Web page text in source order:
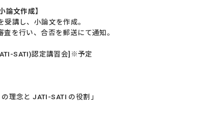
論文作成】
講し、小論文を作成。
を行い、合否を郵送にて通知。
SATI)認定講習会]※予定
理念と JATI-SATI の役割」